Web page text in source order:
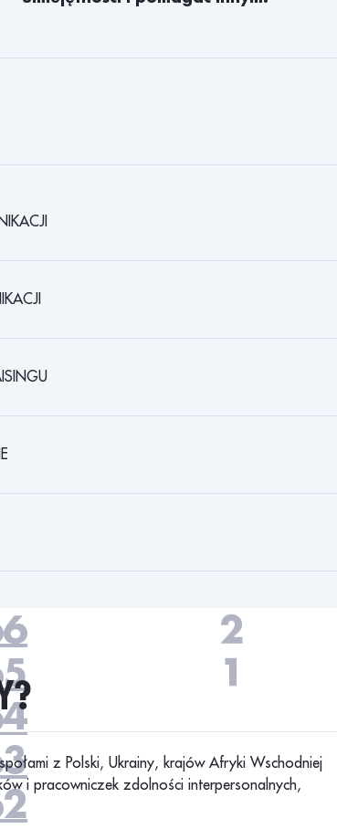
16
15
7
5
2
1
z Polski, Ukrainy, krajów Afryki Wschodniej
i pracowniczek zdolności interpersonalnych,